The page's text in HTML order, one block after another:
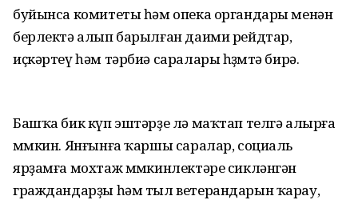
буйынса комитеты һәм опека органдары менән
берлектә алып барылған даими рейдтар,
иҫкәртеү һәм тәрбиә саралары һөҙөмтә бирә.
Башҡа бик күп эштәрҙе лә маҡтап телгә алырға
мөмкин. Янғынға ҡаршы саралар, социаль
ярҙамға мохтаж мөмкинлектәре сикләнгән
граждандарҙы һәм тыл ветерандарын ҡарау,